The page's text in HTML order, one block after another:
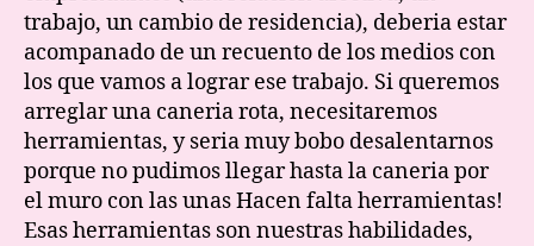
trabajo, un cambio de residencia), deberia estar
acompanado de un recuento de los medios con
los que vamos a lograr ese trabajo. Si queremos
arreglar una caneria rota, necesitaremos
herramientas, y seria muy bobo desalentarnos
porque no pudimos llegar hasta la caneria por
el muro con las unas Hacen falta herramientas!
Esas herramientas son nuestras habilidades,